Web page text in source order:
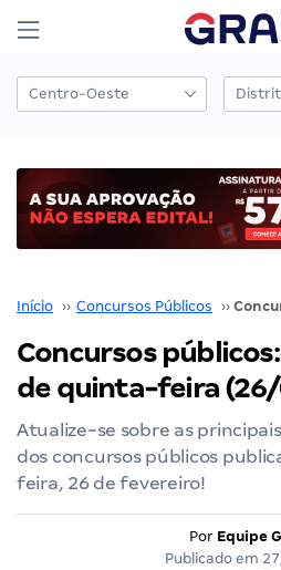
Início ›› Concursos Públicos ››
Concursos
de quinta-feira (26/
Atualize-se sobre as
dos concursos públicos
feira, 26 de fevereiro!
Por Equipe
Publicado em